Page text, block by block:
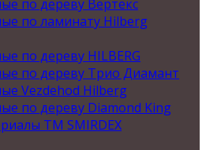
по дереву Вертекс
по ламинату Hilberg
по дереву HILBERG
по дереву Трио Диамант
Vezdehod Hilberg
по дереву Diamond King
ТМ SMIRDEX